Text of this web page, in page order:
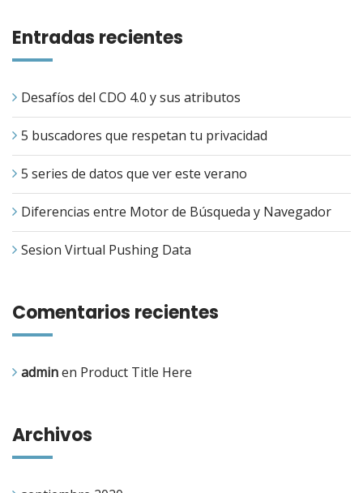
Entradas recientes
Desafíos del CDO 4.0 y sus atributos
5 buscadores que respetan tu privacidad
5 series de datos que ver este verano
Diferencias entre Motor de Búsqueda y Navegador
Sesion Virtual Pushing Data
Comentarios recientes
adminen Product Title Here
Archivos